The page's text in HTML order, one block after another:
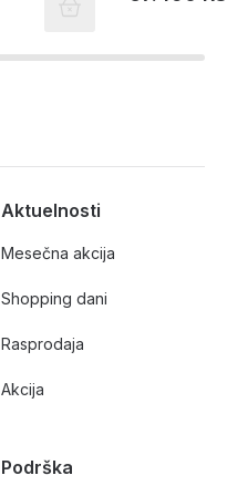
Aktuelnosti
Mesečna akcija
Shopping dani
Rasprodaja
Akcija
Podrška